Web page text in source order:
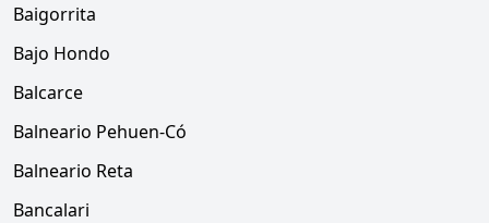
Baigorrita
Bajo Hondo
Balcarce
Balneario Pehuen-Có
Balneario Reta
Bancalari